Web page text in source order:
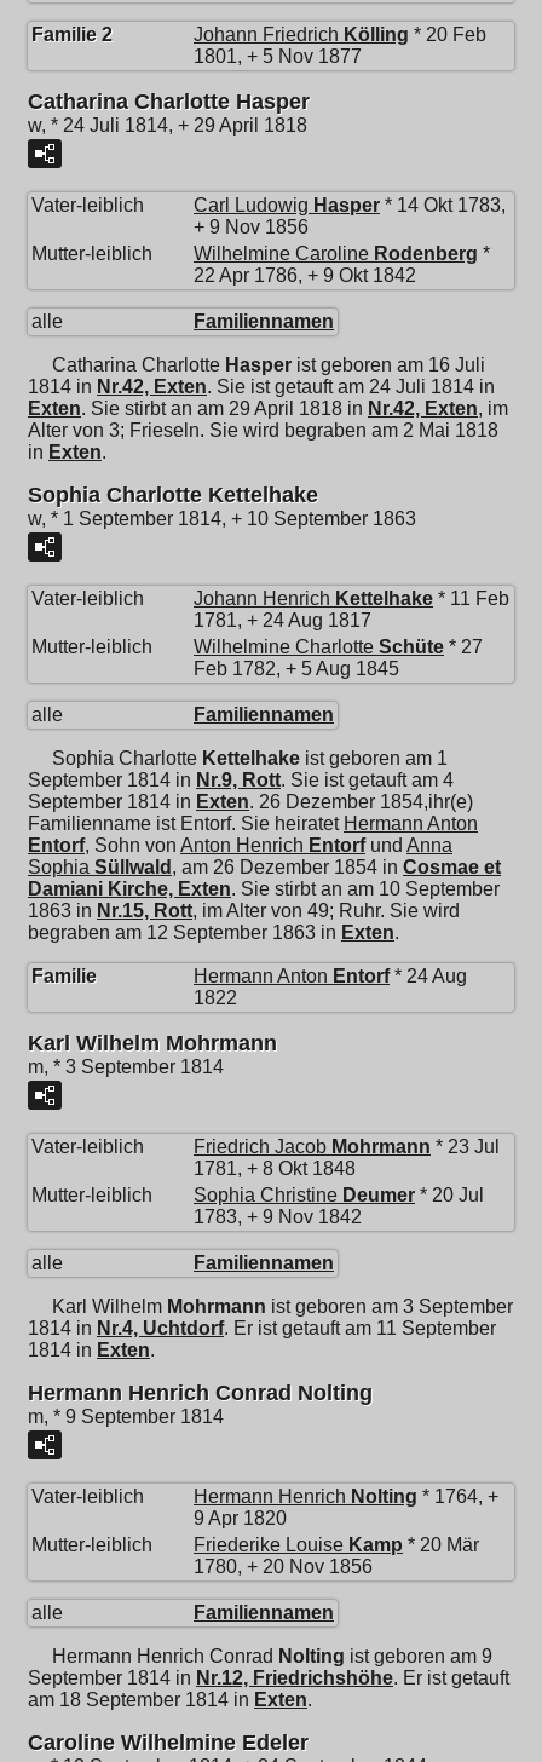
Familie 2 Johann Friedrich Kölling * 20 Feb
1801, + 5 Nov 1877
Catharina Charlotte Hasper
w, * 24 Juli 1814, + 29 April 1818
Vater-leiblich Carl Ludowig Hasper * 14 Okt 1783,
+ 9 Nov 1856
Mutter-leiblich
Wilhelmine Caroline Rodenberg *
22 Apr 1786, + 9 Okt 1842
alle Familiennamen
Catharina Charlotte Hasper ist geboren am 16 Juli
1814 in Nr.42, Exten. Sie ist getauft am 24 Juli 1814 in
Exten. Sie stirbt an am 29 April 1818 in Nr.42, Exten, im
Alter von 3; Frieseln. Sie wird begraben am 2 Mai 1818
in Exten.
Sophia Charlotte Kettelhake
w, * 1 September 1814, + 10 September 1863
Vater-leiblich Johann Henrich Kettelhake * 11 Feb
1781, + 24 Aug 1817
Mutter-leiblich
Wilhelmine Charlotte Schüte * 27
Feb 1782, + 5 Aug 1845
alle Familiennamen
Sophia Charlotte Kettelhake ist geboren am 1
September 1814 in Nr.9, Rott. Sie ist getauft am 4
September 1814 in Exten. 26 Dezember 1854,ihr(e)
Familienname ist Entorf. Sie heiratet Hermann Anton
Entorf, Sohn von Anton Henrich Entorfund Anna
Sophia Süllwald , am 26 Dezember 1854 in Cosmae et
Damiani Kirche, Exten. Sie stirbt an am 10 September
1863 in Nr.15, Rott, im Alter von 49; Ruhr. Sie wird
begraben am 12 September 1863 in Exten.
Familie Hermann Anton Entorf* 24 Aug
1822
Karl Wilhelm Mohrmann
m, * 3 September 1814
Vater-leiblich Friedrich Jacob Mohrmann * 23 Jul
1781, + 8 Okt 1848
Mutter-leiblich
Sophia Christine Deumer * 20 Jul
1783, + 9 Nov 1842
alle Familiennamen
Karl Wilhelm Mohrmann ist geboren am 3 September
1814 in Nr.4, Uchtdorf. Er ist getauft am 11 September
1814 in Exten.
Hermann Henrich Conrad Nolting
m, * 9 September 1814
Vater-leiblich Hermann Henrich Nolting * 1764, +
9 Apr 1820
Mutter-leiblich
Friederike Louise Kamp * 20 Mär
1780, + 20 Nov 1856
alle Familiennamen
Hermann Henrich Conrad Nolting ist geboren am 9
September 1814 in Nr.12, Friedrichshöhe. Er ist getauft
am 18 September 1814 in Exten.
Caroline Wilhelmine Edeler